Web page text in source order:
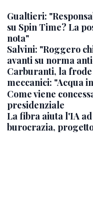
Gualtieri:
su Spin Time? La
nota"
Salvini: "Roggero
avanti su norma
Carburanti, la
meccanici: "Acqua
Come viene
presidenziale
La fibra aiuta l'IA
burocrazia,